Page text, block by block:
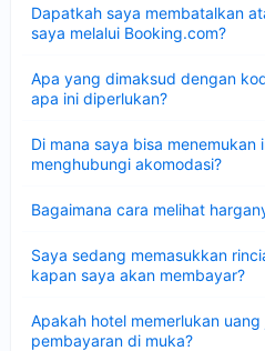
Dapatkah saya membatalkan
saya melalui Booking.com?
Apa yang dimaksud dengan
apa ini diperlukan?
Di mana saya bisa menemukan
menghubungi akomodasi?
Bagaimana cara melihat
Saya sedang memasukkan
kapan saya akan membayar?
Apakah hotel memerlukan uang
pembayaran di muka?